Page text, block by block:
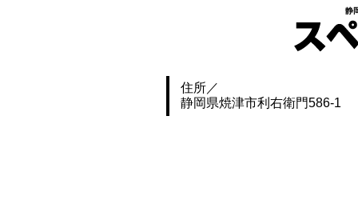
静
住所
静岡県焼津市利右衛門586-1